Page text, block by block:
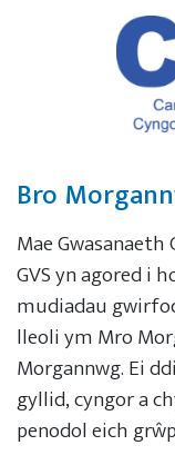
Bro
Mae
GVS yn agored i
mudiadau
lleoli ym Mro
Morgannwg. Ei
gyllid, cyngor a
penodol eich